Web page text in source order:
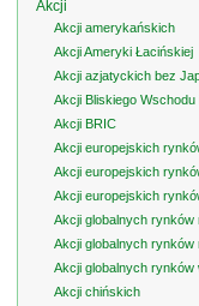
Akcji
Akcji amerykańskich
Akcji Ameryki Łacińskiej
Akcji azjatyckich bez
Akcji Bliskiego Wschodu
Akcji BRIC
Akcji europejskich
Akcji europejskich
Akcji europejskich
Akcji globalnych rynków
Akcji globalnych rynków
Akcji globalnych
Akcji chińskich